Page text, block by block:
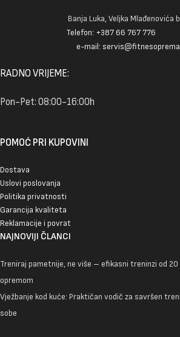
Banja Luka, Veljka Mlađenovića
Telefon: +387 66 767 776
e-mail:
RADNO VRIJEME:
Pon-Pet: 08:00-16:00h
POMOĆ PRI KUPOVINI
Dostava
Uslovi poslovanja
Politika privatnosti
Garancija kvaliteta
Reklamacije i povrat
NAJNOVIJI ČLANCI
Treniraj pametnije, ne više – efikasni treninzi od
opremom
Vježbanje kod kuće: Praktičan vodič za savršen
sobe